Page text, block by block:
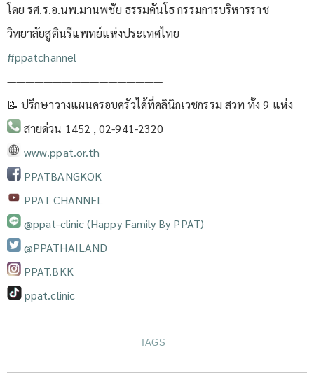
โดย รศ.ร.อ.นพ.มานพชัย ธรรมคันโธ กรรมการบริหารราช
วิทยาลัยสูตินรีแพทย์แห่งประเทศไทย
#ppatchannel​
—————————————————
📝 ปรึกษาวางแผนครอบครัวได้ที่คลินิกเวชกรรม สวท ทั้ง 9 แห่ง
สายด่วน 1452 , 02-941-2320
www.ppat.or.th
PPATBANGKOK
PPAT CHANNEL
@ppat-clinic (Happy Family By PPAT)
@PPATHAILAND
PPAT.BKK
ppat.clinic
TAGS